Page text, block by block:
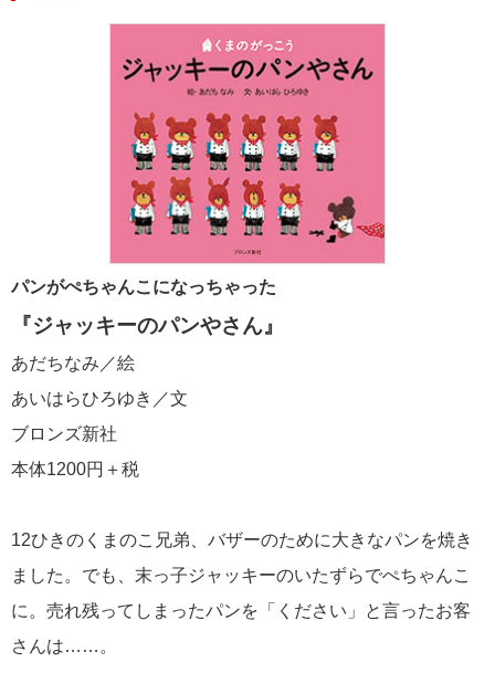
パンがぺちゃんこになっちゃった
『ジャッキーのパンやさん』
あだちなみ／絵
あいはらひろゆき／文
ブロンズ新社
本体1200円＋税
12ひきのくまのこ兄弟、バザーのために大きなパンを焼き
ました。でも、末っ子ジャッキーのいたずらでぺちゃんこ
に。売れ残ってしまったパンを「ください」と言ったお客
さんは……。